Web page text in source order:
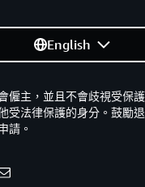
English
僱主，並且不會歧視受保
受法律保護的身分。鼓勵
請。